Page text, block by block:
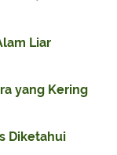
Liar
yang Kering
Diketahui